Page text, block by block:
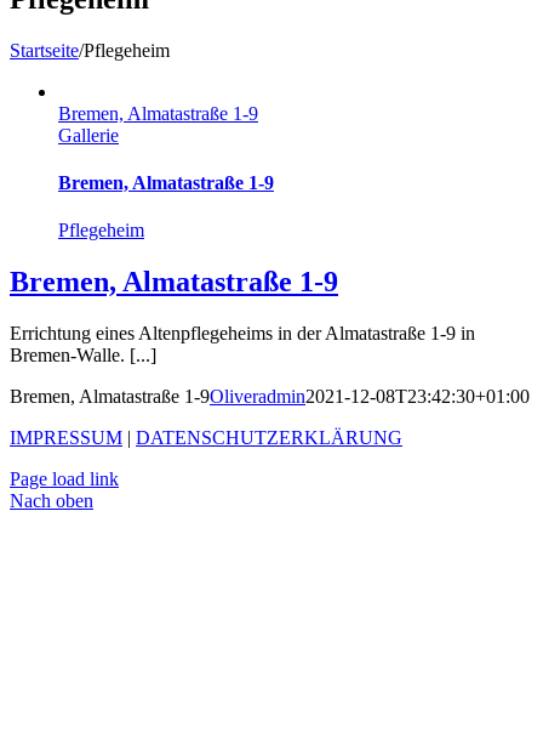
Startseite/Pflegeheim
Bremen, Almatastraße 1-9
Gallerie
Bremen, Almatastraße 1-9
Pflegeheim
Bremen, Almatastraße 1-9
Errichtung eines Altenpflegeheims in der Almatastraße 1-9 in
Bremen-Walle. [...]
Bremen, Almatastraße 1-9Oliveradmin2021-12-08T23:42:30+01:00
IMPRESSUM | DATENSCHUTZERKLÄRUNG
Page load link
Nach oben